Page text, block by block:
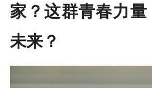
家？这群青春力
未来？